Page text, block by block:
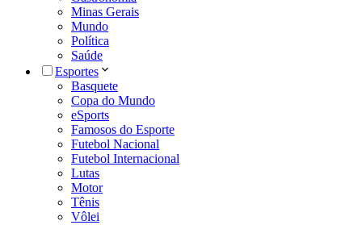
Minas Gerais
Mundo
Política
Saúde
Esportes
Basquete
Copa do Mundo
eSports
Famosos do Esporte
Futebol Nacional
Futebol Internacional
Lutas
Motor
Tênis
Vôlei